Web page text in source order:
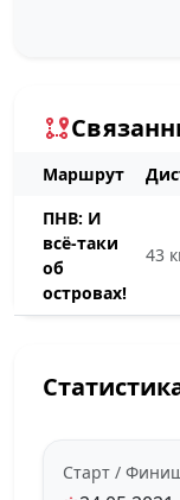
Маршрут
ПНВ: И
всё-таки
об
островах!
43
Старт /